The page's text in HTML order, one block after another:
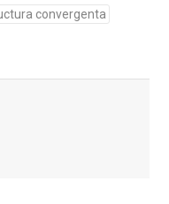
convergenta